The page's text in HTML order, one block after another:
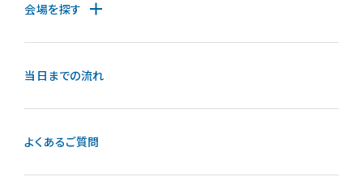
会場を探す
当日までの流れ
よくあるご質問